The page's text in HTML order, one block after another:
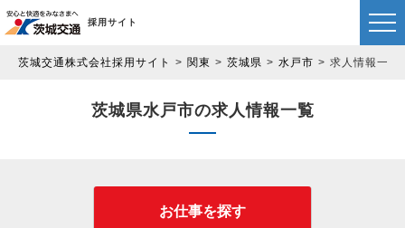
採用サイト
茨城交通株式会社採用サイト 関東 茨城県 水戸市 求人情報一覧
茨城県水戸市の求人情報一覧
お仕事を探す